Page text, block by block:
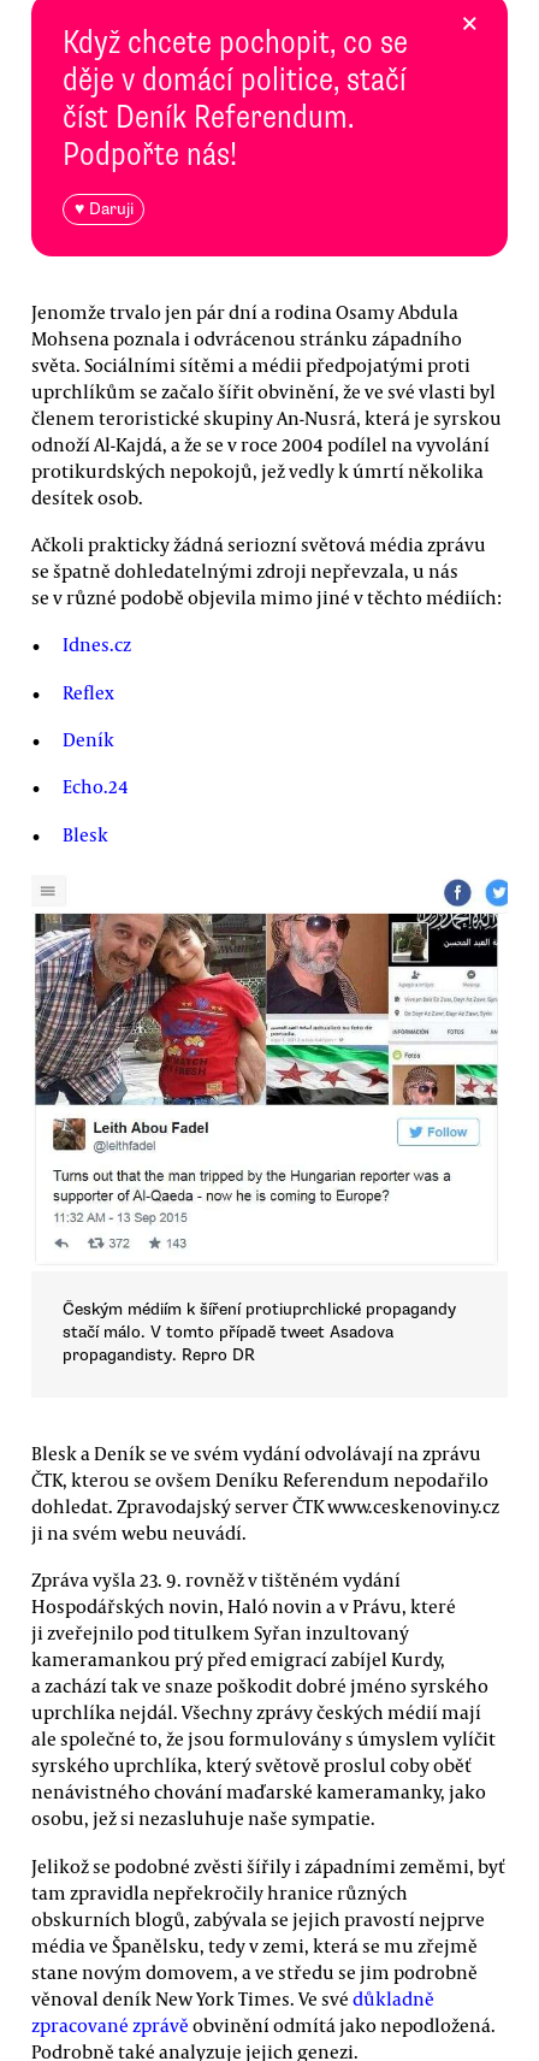
Když chcete pochopit, co se
děje v domácí politice, stačí
číst Deník Referendum.
Podpořte nás!
♥ Daruji
×
Jenomže trvalo jen pár dní a rodina Osamy Abdula
Mohsena poznala i odvrácenou stránku západního
světa. Sociálními sítěmi a médii předpojatými proti
uprchlíkům se začalo šířit obvinění, že ve své vlasti byl
členem teroristické skupiny An-Nusrá, která je syrskou
odnoží Al-Kajdá, a že se v roce 2004 podílel na vyvolání
protikurdských nepokojů, jež vedly k úmrtí několika
desítek osob.
Ačkoli prakticky žádná seriozní světová média zprávu
se špatně dohledatelnými zdroji nepřevzala, u nás
se v různé podobě objevila mimo jiné v těchto médiích:
Idnes.cz
Reflex
Deník
Echo.24
Blesk
Českým médiím k šíření protiuprchlické propagandy
stačí málo. V tomto případě tweet Asadova
propagandisty. Repro DR
Blesk a Deník se ve svém vydání odvolávají na zprávu
ČTK, kterou se ovšem Deníku Referendum nepodařilo
dohledat. Zpravodajský server ČTK www.ceskenoviny.cz
ji na svém webu neuvádí.
Zpráva vyšla 23. 9. rovněž v tištěném vydání
Hospodářských novin, Haló novin a v Právu, které
ji zveřejnilo pod titulkem Syřan inzultovaný
kameramankou prý před emigrací zabíjel Kurdy,
a zachází tak ve snaze poškodit dobré jméno syrského
uprchlíka nejdál. Všechny zprávy českých médií mají
ale společné to, že jsou formulovány s úmyslem vylíčit
syrského uprchlíka, který světově proslul coby oběť
nenávistného chování maďarské kameramanky, jako
osobu, jež si nezasluhuje naše sympatie.
Jelikož se podobné zvěsti šířily i západními zeměmi, byť
tam zpravidla nepřekročily hranice různých
obskurních blogů, zabývala se jejich pravostí nejprve
média ve Španělsku, tedy v zemi, která se mu zřejmě
stane novým domovem, a ve středu se jim podrobně
věnoval deník New York Times. Ve své důkladně
zpracované zprávě obvinění odmítá jako nepodložená.
Podrobně také analyzuje jejich genezi.